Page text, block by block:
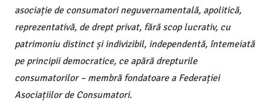
asociație de consumatori neguvernamentală, apolitică,
reprezentativă, de drept privat, fără scop lucrativ, cu
patrimoniu distinct și indivizibil, independentă, întemeiată
pe principii democratice, ce apără drepturile
consumatorilor – membră fondatoare a Federației
Asociațiilor de Consumatori.